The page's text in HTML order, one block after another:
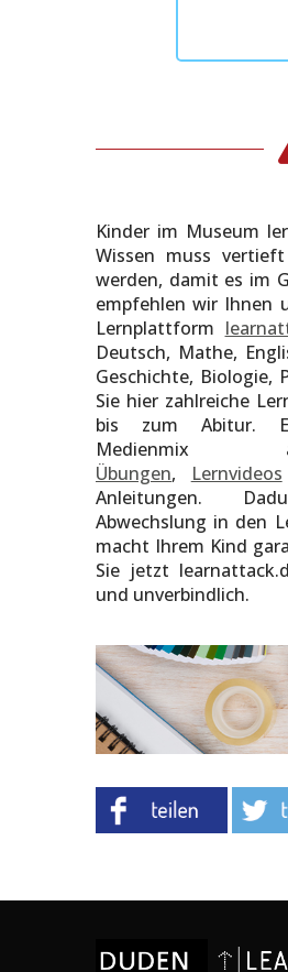
Kinder im Museum
Wissen muss
werden, damit es im
empfehlen wir Ihnen
Lernplattform
Deutsch, Mathe,
Geschichte, Biologie,
Sie hier zahlreiche
bis zum Abitur.
Übungen, Lernvideos
Anleitungen.
Abwechslung in den
macht Ihrem Kind
Sie jetzt
und unverbindlich.